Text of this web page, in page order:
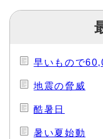
早いもので
地震の脅威
酷暑日
暑い夏始動